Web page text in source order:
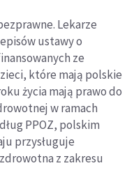
Lekarze
ustawy o
ze
które mają polskie
życia mają prawo do
w ramach
PPOZ, polskim
przysługuje
z zakresu